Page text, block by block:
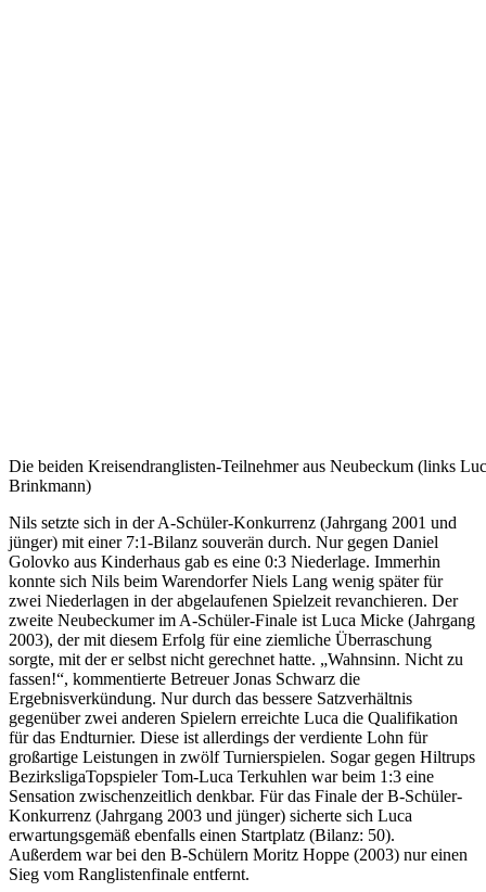
Die beiden Kreisendranglisten-Teilnehmer aus Neubeckum (links
Brinkmann)
Nils setzte sich in der A-­Schüler-­Konkurrenz (Jahrgang 2001 und
jünger) mit einer 7:1­-Bilanz souverän durch. Nur gegen Daniel
Golovko aus Kinderhaus gab es eine 0:3 ­Niederlage. Immerhin
konnte sich Nils beim Warendorfer Niels Lang wenig später für
zwei Niederlagen in der abgelaufenen Spielzeit revanchieren. Der
zweite Neubeckumer im A­-Schüler-­Finale ist Luca Micke (Jahrgang
2003), der mit diesem Erfolg für eine ziemliche Überraschung
sorgte, mit der er selbst nicht gerechnet hatte. „Wahnsinn. Nicht zu
fassen!“, kommentierte Betreuer Jonas Schwarz die
Ergebnisverkündung. Nur durch das bessere Satzverhältnis
gegenüber zwei anderen Spielern erreichte Luca die Qualifikation
für das Endturnier. Diese ist allerdings der verdiente Lohn für
großartige Leistungen in zwölf Turnierspielen. Sogar gegen Hiltrups
Bezirksliga­Topspieler Tom-Luca Terkuhlen war beim 1:3 eine
Sensation zwischenzeitlich denkbar. Für das Finale der B-Schüler­
Konkurrenz (Jahrgang 2003 und jünger) sicherte sich Luca
erwartungsgemäß ebenfalls einen Startplatz (Bilanz: 5­0).
Außerdem war bei den B­-Schülern Moritz Hoppe (2003) nur einen
Sieg vom Ranglistenfinale entfernt.